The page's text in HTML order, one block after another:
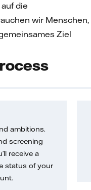
die
wir Menschen,
Ziel
ambitions.
screening
receive a
status of your